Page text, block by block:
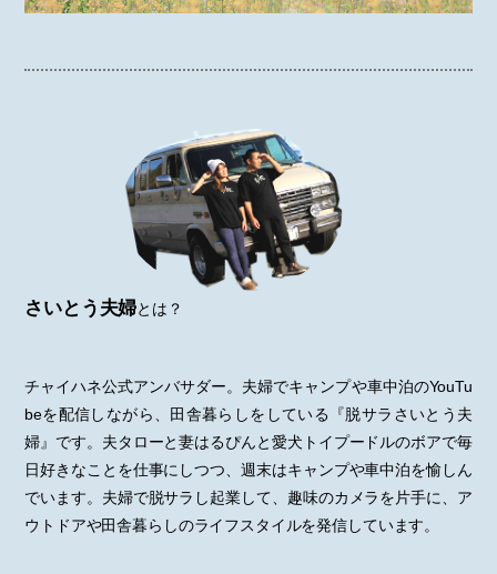
さいとう夫婦とは？
チャイハネ公式アンバサダー。夫婦でキャンプや車中泊のYouTu
beを配信しながら、田舎暮らしをしている『脱サラさいとう夫
婦』です。夫タローと妻はるぴんと愛犬トイプードルのボアで毎
日好きなことを仕事にしつつ、週末はキャンプや車中泊を愉しん
でいます。夫婦で脱サラし起業して、趣味のカメラを片手に、ア
ウトドアや田舎暮らしのライフスタイルを発信しています。